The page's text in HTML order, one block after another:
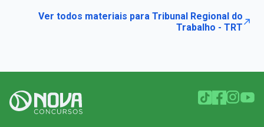
Ver todos materiais para Tribunal Regional do
Trabalho - TRT